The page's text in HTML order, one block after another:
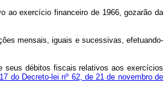
exercício financeiro de 1966, gozarão da
mensais, iguais e sucessivas, efetuando-
débitos fiscais relativos aos exercícios
do Decreto-lei nº 62, de 21 de novembro de